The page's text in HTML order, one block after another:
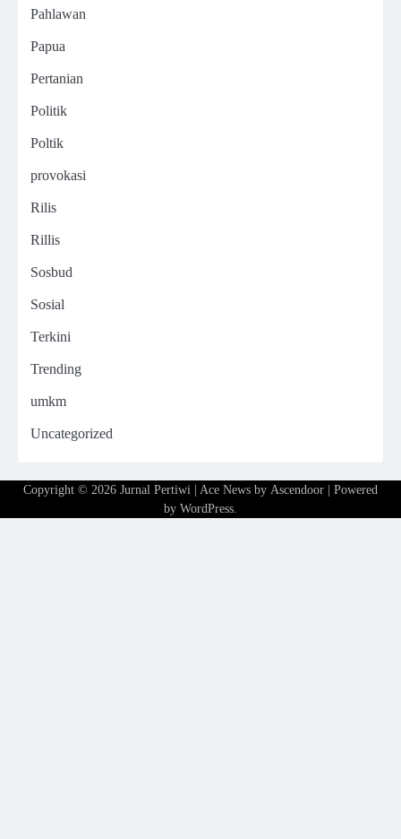
Pahlawan
Papua
Pertanian
Politik
Poltik
provokasi
Rilis
Rillis
Sosbud
Sosial
Terkini
Trending
umkm
Uncategorized
Copyright © 2026 Jurnal Pertiwi | Ace News by Ascendoor | Powered
by WordPress.